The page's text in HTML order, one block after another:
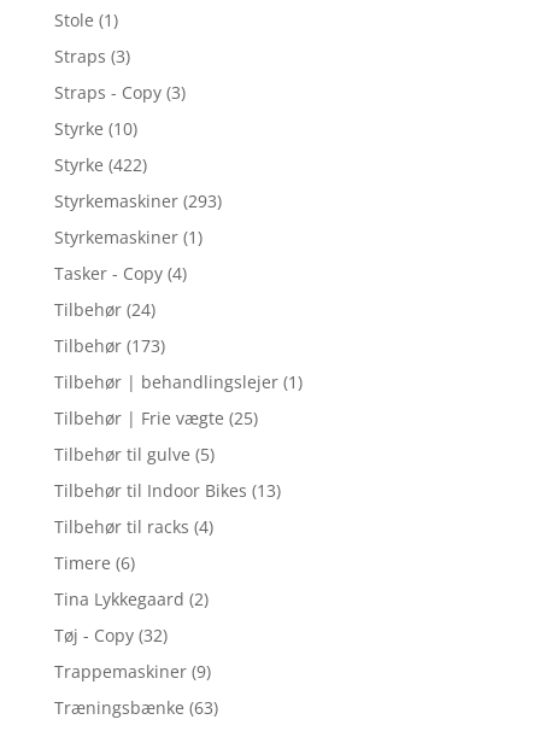
Stole (1)
Straps (3)
Straps - Copy (3)
Styrke (10)
Styrke (422)
Styrkemaskiner (293)
Styrkemaskiner (1)
Tasker - Copy (4)
Tilbehør (24)
Tilbehør (173)
Tilbehør | behandlingslejer (1)
Tilbehør | Frie vægte (25)
Tilbehør til gulve (5)
Tilbehør til Indoor Bikes (13)
Tilbehør til racks (4)
Timere (6)
Tina Lykkegaard (2)
Tøj - Copy (32)
Trappemaskiner (9)
Træningsbænke (63)